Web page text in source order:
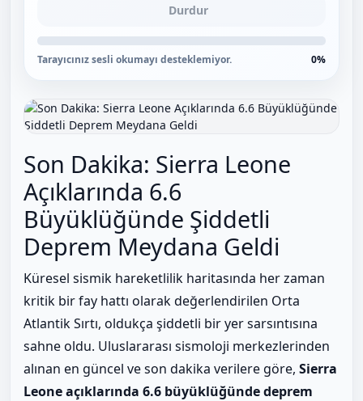
Durdur
Tarayıcınız sesli okumayı desteklemiyor. 0%
Son Dakika: Sierra Leone
Açıklarında 6.6
Büyüklüğünde Şiddetli
Deprem Meydana Geldi
Küresel sismik hareketlilik haritasında her zaman
kritik bir fay hattı olarak değerlendirilen Orta
Atlantik Sırtı, oldukça şiddetli bir yer sarsıntısına
sahne oldu. Uluslararası sismoloji merkezlerinden
alınan en güncel ve son dakika verilere göre, Sierra
Leone açıklarında 6.6 büyüklüğünde deprem